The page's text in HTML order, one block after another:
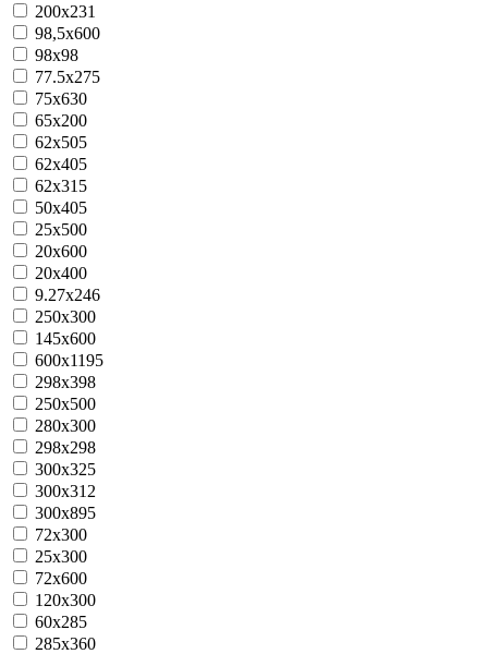
200x231
98,5х600
98x98
77.5х275
75x630
65x200
62х505
62х405
62x315
50x405
25x500
20х600
20х400
9.27x246
250x300
145x600
600x1195
298x398
250x500
280x300
298x298
300x325
300x312
300x895
72x300
25x300
72x600
120x300
60x285
285x360